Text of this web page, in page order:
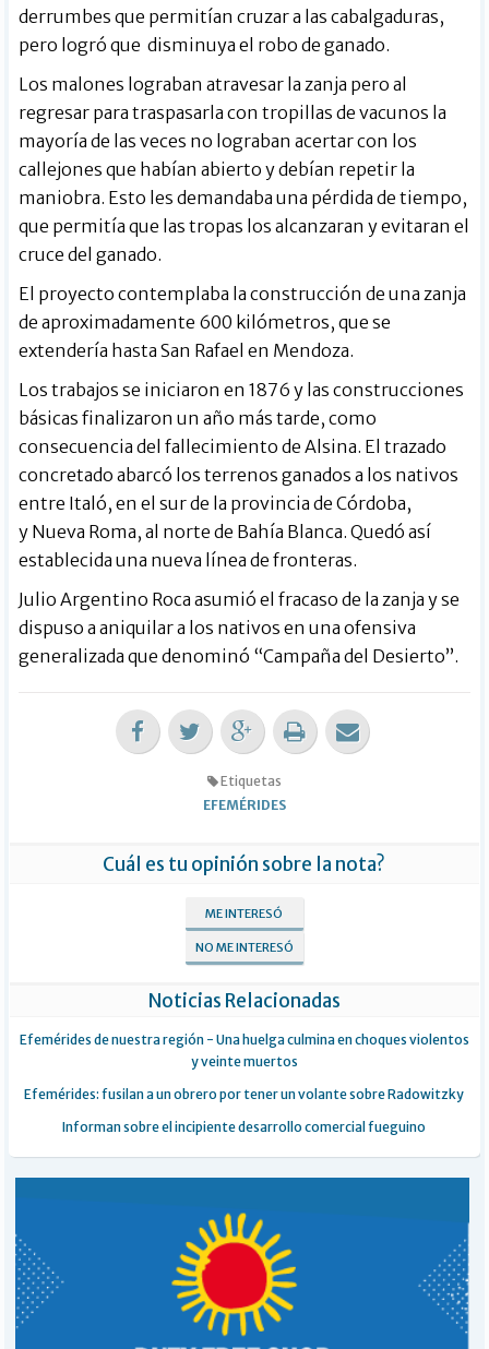
derrumbes que permitían cruzar a las cabalgaduras,
pero logró que disminuya el robo de ganado.
Los malones lograban atravesar la zanja pero al
regresar para traspasarla con tropillas de vacunos la
mayoría de las veces no lograban acertar con los
callejones que habían abierto y debían repetir la
maniobra. Esto les demandaba una pérdida de tiempo,
que permitía que las tropas los alcanzaran y evitaran el
cruce del ganado.
El proyecto contemplaba la construcción de una zanja
de aproximadamente 600 kilómetros, que se
extendería hasta San Rafael en Mendoza.
Los trabajos se iniciaron en 1876 y las construcciones
básicas finalizaron un año más tarde, como
consecuencia del fallecimiento de Alsina. El trazado
concretado abarcó los terrenos ganados a los nativos
entre Italó, en el sur de la provincia de Córdoba,
y Nueva Roma, al norte de Bahía Blanca. Quedó así
establecida una nueva línea de fronteras.
Julio Argentino Roca asumió el fracaso de la zanja y se
dispuso a aniquilar a los nativos en una ofensiva
generalizada que denominó “Campaña del Desierto”.
Etiquetas
EFEMÉRIDES
Cuál es tu opinión sobre la nota?
ME INTERESÓ
NO ME INTERESÓ
Noticias Relacionadas
Efemérides de nuestra región - Una huelga culmina en choques violentos
y veinte muertos
Efemérides: fusilan a un obrero por tener un volante sobre Radowitzky
Informan sobre el incipiente desarrollo comercial fueguino